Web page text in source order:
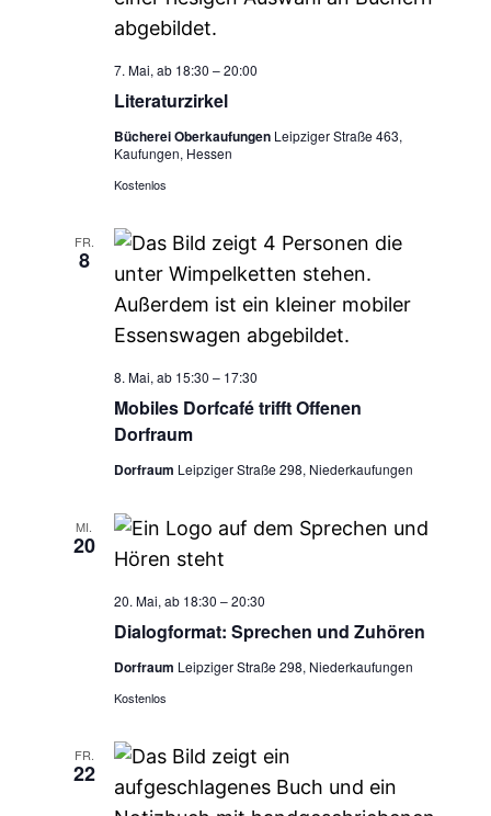
Literaturzirkel
7. Mai, ab 18:30 –20:00
Bücherei Oberkaufungen Leipziger Straße 463,
Kaufungen, Hessen
Kostenlos
FR.
8
Mobiles Dorfcafé trifft Offenen
Dorfraum
8. Mai, ab 15:30 – 17:30
Dorfraum Leipziger Straße 298, Niederkaufungen
MI.
20
Dialogformat: Sprechen und Zuhören
20. Mai, ab 18:30 –20:30
Dorfraum Leipziger Straße 298, Niederkaufungen
Kostenlos
FR.
22